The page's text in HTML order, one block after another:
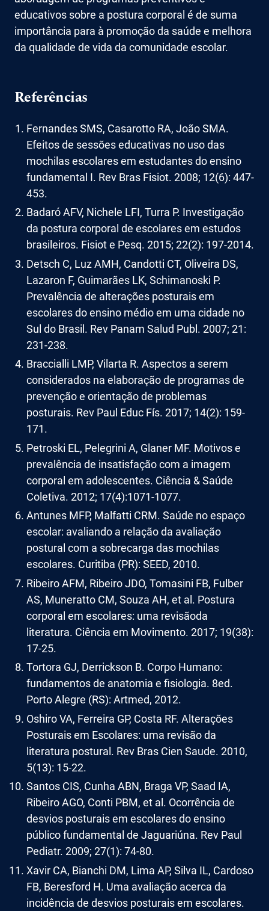
educativos sobre a postura corporal é de suma
importância para à promoção da saúde e melhora
da qualidade de vida da comunidade escolar.
Referências
Fernandes SMS, Casarotto RA, João SMA.
Efeitos de sessões educativas no uso das
mochilas escolares em estudantes do ensino
fundamental I. Rev Bras Fisiot. 2008; 12(6): 447-
453.
Badaró AFV, Nichele LFI, Turra P. Investigação
da postura corporal de escolares em estudos
brasileiros. Fisiot e Pesq. 2015; 22(2): 197-2014.
Detsch C, Luz AMH, Candotti CT, Oliveira DS,
Lazaron F, Guimarães LK, Schimanoski P.
Prevalência de alterações posturais em
escolares do ensino médio em uma cidade no
Sul do Brasil. Rev Panam Salud Publ. 2007; 21:
231-238.
Braccialli LMP, Vilarta R. Aspectos a serem
considerados na elaboração de programas de
prevenção e orientação de problemas
posturais. Rev Paul Educ Fís. 2017; 14(2): 159-
171.
Petroski EL, Pelegrini A, Glaner MF. Motivos e
prevalência de insatisfação com a imagem
corporal em adolescentes. Ciência & Saúde
Coletiva. 2012; 17(4):1071-1077.
Antunes MFP, Malfatti CRM. Saúde no espaço
escolar: avaliando a relação da avaliação
postural com a sobrecarga das mochilas
escolares. Curitiba (PR): SEED, 2010.
Ribeiro AFM, Ribeiro JDO, Tomasini FB, Fulber
AS, Muneratto CM, Souza AH, et al. Postura
corporal em escolares: uma revisãoda
literatura. Ciência em Movimento. 2017; 19(38):
17-25.
Tortora GJ, Derrickson B. Corpo Humano:
fundamentos de anatomia e fisiologia. 8ed.
Porto Alegre (RS): Artmed, 2012.
Oshiro VA, Ferreira GP, Costa RF. Alterações
Posturais em Escolares: uma revisão da
literatura postural. Rev Bras Cien Saude. 2010,
5(13): 15-22.
Santos CIS, Cunha ABN, Braga VP, Saad IA,
Ribeiro AGO, Conti PBM, et al. Ocorrência de
desvios posturais em escolares do ensino
público fundamental de Jaguariúna. Rev Paul
Pediatr. 2009; 27(1): 74-80.
Xavir CA, Bianchi DM, Lima AP, Silva IL, Cardoso
FB, Beresford H. Uma avaliação acerca da
incidência de desvios posturais em escolares.